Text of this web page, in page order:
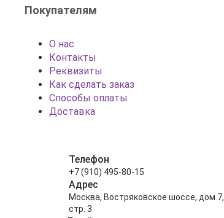
Покупателям
О нас
Контакты
Реквизиты
Как сделать заказ
Способы оплаты
Доставка
Телефон
+7 (910) 495-80-15
Адрес
Москва, Востряковское шоссе, дом 7,
стр. 3